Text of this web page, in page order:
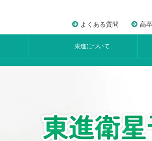
よくある質問 高
東進について